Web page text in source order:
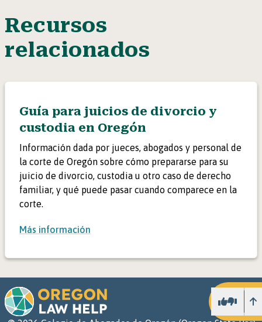
Recursos
relacionados
Guía para juicios de divorcio y
custodia en Oregón
Información dada por jueces, abogados y personal de
la corte de Oregón sobre cómo prepararse para su
juicio de divorcio, custodia u otro caso de derecho
familiar, y qué puede pasar cuando comparece en la
corte.
Más información